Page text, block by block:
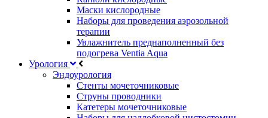
Маски кислородные
Наборы для проведения аэрозольной
терапии
Увлажнитель преднаполненный без
подогрева Ventia Aqua
Урология
Эндоурология
Стенты мочеточниковые
Струны проводники
Катетеры мочеточниковые